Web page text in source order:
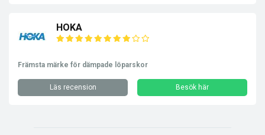
HOKA
Främsta märke för dämpade löparskor
Läs recension Besök här